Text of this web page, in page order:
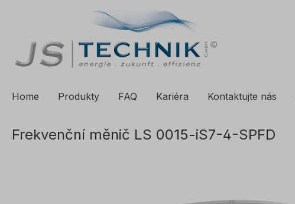
Přeskočit na hlavní navigaci
Home Produkty FAQ Kariéra Kontaktujte nás
Frekvenční měnič LS 0015-iS7-4-SPFD